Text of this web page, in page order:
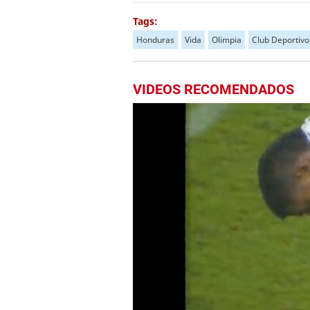
Tags:
Honduras Vida Olimpia Club
VIDEOS RECOMENDADOS